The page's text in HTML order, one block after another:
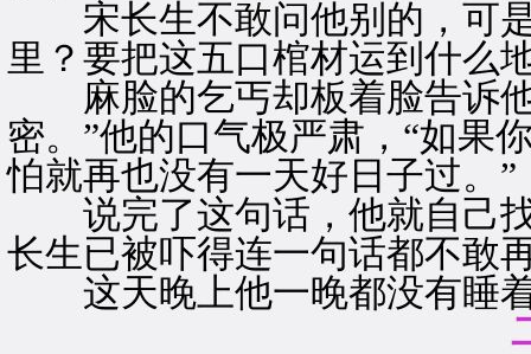
宋长生不敢问他别的，可是
里？要把这五口棺材运到什么
麻脸的乞丐却板着脸告诉他
密。”他的口气极严肃，“如果
怕就再也没有一天好日子过。”
说完了这句话，他就自己找
长生已被吓得连一句话都不敢
这天晚上他一晚都没有睡